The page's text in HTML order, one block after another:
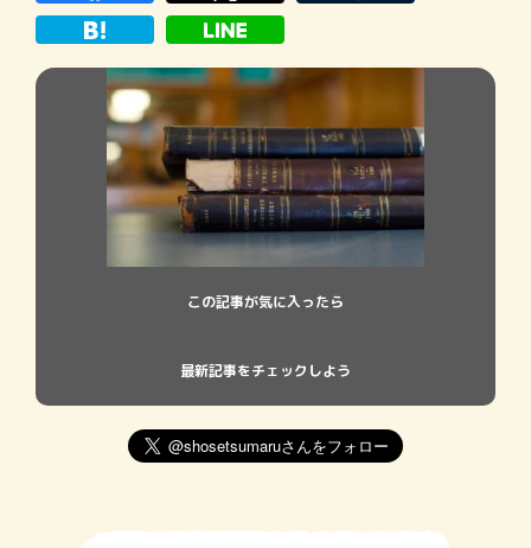
この記事が気に入ったら
最新記事をチェックしよう